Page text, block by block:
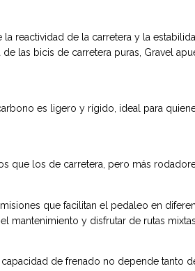
reactividad de la carretera y la
las bicis de carretera puras, Gravel
es ligero y rígido, ideal para
que los de carretera, pero más
que facilitan el pedaleo en
mantenimiento y disfrutar de rutas mixtas.
de frenado no depende